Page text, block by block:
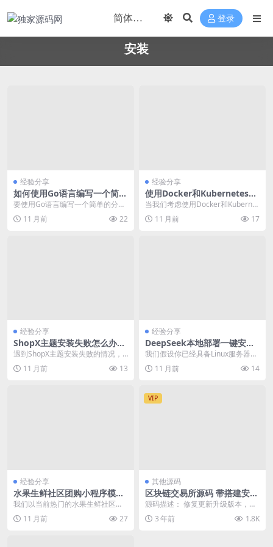
登录
安装
经验分享
如何使用Go语言编写一个简单
的分布式系统？
要使用Go语言编写一个简单的分布
式系统，首先需要理解分布式系统
的基本概念，如节点...
11 月前 22
经验分享
使用Docker和Kubernetes容
器化部署机器学习模型并解决
当我们考虑使用Docker和Kubernet
es容器化部署机器学习模型时，必
须面...11 月前 17
经验分享
ShopX主题安装失败怎么办解
决方法
遇到ShopX主题安装失败的情况，
通常是由于文件权限、服务器配置
或依赖库问题导致...
11 月前 13
经验分享
DeepSeek本地部署一键安装
教程及常见问题解决
我们假设你已经具备Linux服务器的
基本操作能力，并且服务器环境满
足DeepSe...
11 月前 14
经验分享
水果生鲜社区团购小程序模板
开发与部署全流程详解
我们以当前热门的水果生鲜社区团
购小程序模板为例，深入探讨其开
发与部署的全流程。本...
11 月前 27
VIP
其他源码
区块链交易所源码 带搭建安装
教程
源码描述： 修复更新升级版本，会
员投稿互换的 ，没有搭建 忘记截图
了 ，看过演示...
3 年前 1.8K